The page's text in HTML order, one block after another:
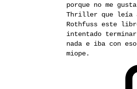
porque no me
Thriller que leía
Rothfuss este
intentado
nada e iba con
miope.